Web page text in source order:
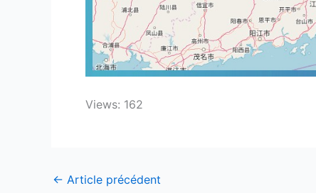
Views: 162
← Article précédent